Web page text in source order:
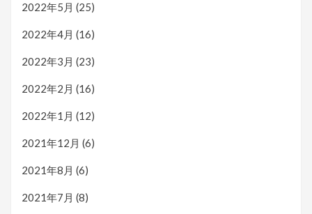
2022年5月 (25)
2022年4月 (16)
2022年3月 (23)
2022年2月 (16)
2022年1月 (12)
2021年12月 (6)
2021年8月 (6)
2021年7月 (8)